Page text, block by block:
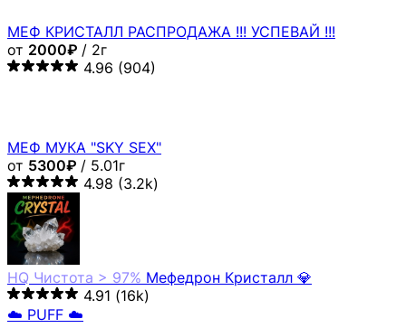
МЕФ КРИСТАЛЛ РАСПРОДАЖА !!! УСПЕВАЙ !!!
от 2000₽ / 2г
4.96 (904)
МЕФ МУКА "SKY SEX"
от 5300₽ / 5.01г
4.98 (3.2k)
HQ Чистота > 97% Мефедрон Кристалл 💎
4.91 (16k)
☁️ PUFF ☁️